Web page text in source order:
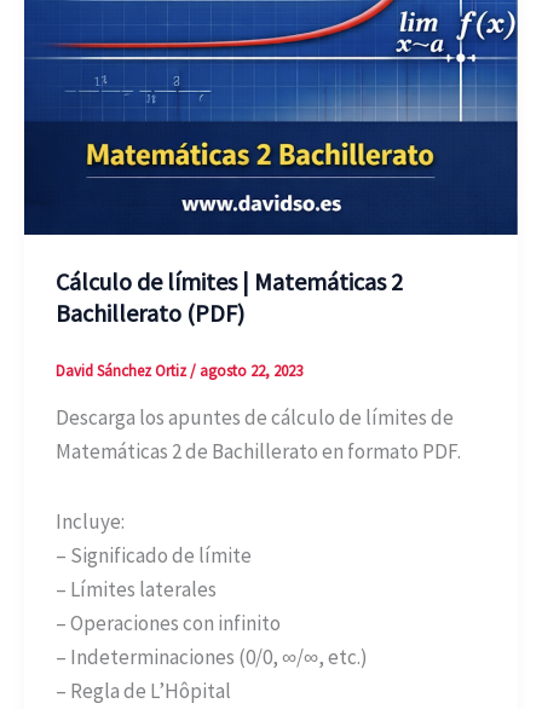
Cálculo de límites | Matemáticas 2
Bachillerato (PDF)
David Sánchez Ortiz/ agosto 22, 2023
Descarga los apuntes de cálculo de límites de
Matemáticas 2 de Bachillerato en formato PDF.
Incluye:
– Significado de límite
– Límites laterales
– Operaciones con infinito
– Indeterminaciones (0/0, ∞/∞, etc.)
– Regla de L’Hôpital